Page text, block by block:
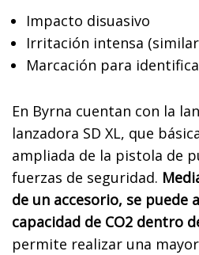
Impacto disuasivo
Irritación intensa
Marcación para
En Byrna cuentan con la
lanzadora SD XL, que
ampliada de la pistola de
fuerzas de seguridad.
de un accesorio, se puede
capacidad de CO2 dentro
permite realizar una